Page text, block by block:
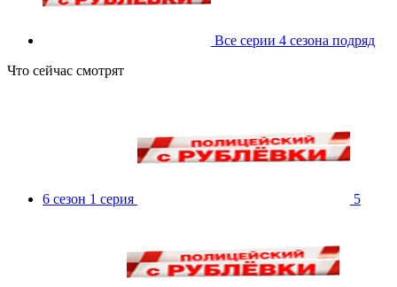
Все серии 4 сезона подряд
Что сейчас смотрят
6 сезон 1 серия 5